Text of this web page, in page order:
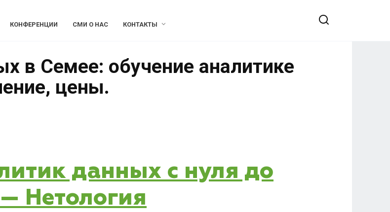
КОНФЕРЕНЦИИ СМИ О НАС КОНТАКТЫ
в Семее: обучение аналитике
цены.
данных с нуля до
Нетология